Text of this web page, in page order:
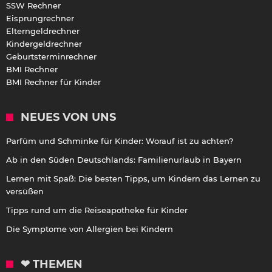
SSW Rechner
Eisprungrechner
Elterngeldrechner
Kindergeldrechner
Geburtsterminrechner
BMI Rechner
BMI Rechner für Kinder
NEUES VON UNS
Parfüm und Schminke für Kinder: Worauf ist zu achten?
Ab in den Süden Deutschlands: Familienurlaub in Bayern
Lernen mit Spaß: Die besten Tipps, um Kindern das Lernen zu
versüßen
Tipps rund um die Reiseapotheke für Kinder
Die Symptome von Allergien bei Kindern
❤ THEMEN